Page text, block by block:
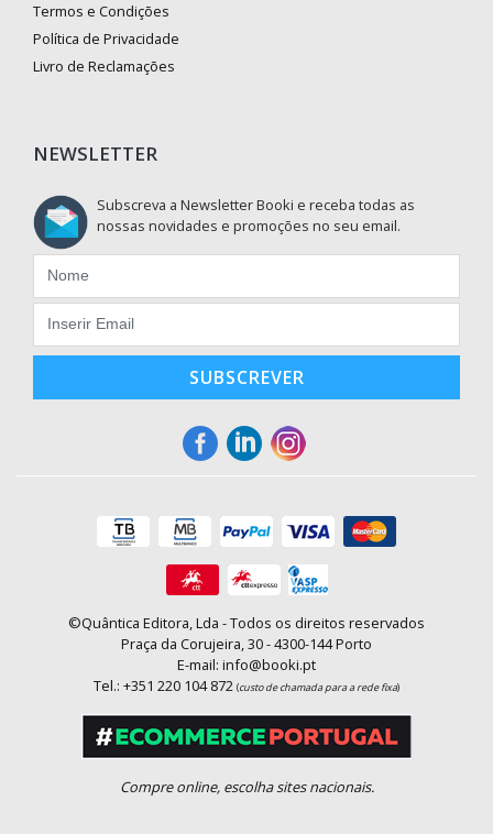
Termos e Condições
Política de Privacidade
Livro de Reclamações
NEWSLETTER
Subscreva a Newsletter Booki e receba todas as
nossas novidades e promoções no seu email.
SUBSCREVER
©Quântica Editora, Lda - Todos os direitos reservados
Praça da Corujeira, 30 - 4300-144 Porto
E-mail: info@booki.pt
Tel.: +351 220 104 872 (custo de chamada para a rede fixa)
Compre online, escolha sites nacionais.